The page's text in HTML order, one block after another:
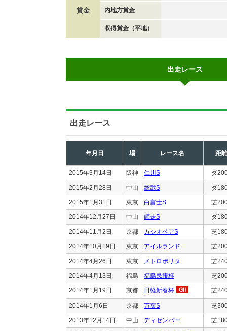
賞金 内地方賞金
収得賞金（平地）
出走レース
出走レース
年月日 場 レース名 距離
2015年3月14日 阪神 仁川S ダ
2015年2月28日 中山 総武S ダ
2015年1月31日 東京 白富士S 芝
2014年12月27日 中山 師走S ダ
2014年11月2日 京都 カシオペアS 芝
2014年10月19日 東京 アイルランド 芝
2014年4月26日 東京 メトロポリタ 芝
2014年4月13日 福島 福島民報杯 芝
2014年1月19日 京都 日経新春杯 芝
2014年1月6日 京都 万葉S 芝
2013年12月14日 中山 ディセンバー 芝